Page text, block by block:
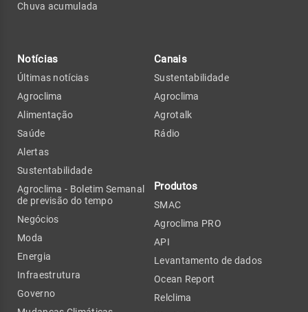
Chuva acumulada
Notícias
Últimas notícias
Agroclima
Alimentação
Saúde
Alertas
Sustentabilidade
Agroclima - Boletim Semanal
de previsão do tempo
Negócios
Moda
Energia
Infraestrutura
Governo
Canais
Sustentabilidade
Agroclima
Agrotalk
Rádio
Produtos
SMAC
Agroclima PRO
API
Levantamento de dados
Ocean Report
Relclima